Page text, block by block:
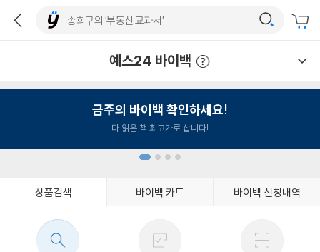
예스24 바이백
금주의 바이백 확인하세요!
다 읽은 책 최고가로 삽니다!
상품검색 바이백 카트 바이백 신청내역